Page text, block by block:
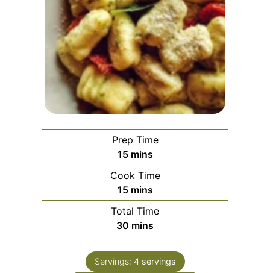
Prep Time
15minutes
mins
Cook Time
15minutes
mins
Total Time
30 minutes
mins
Servings: 4 servings